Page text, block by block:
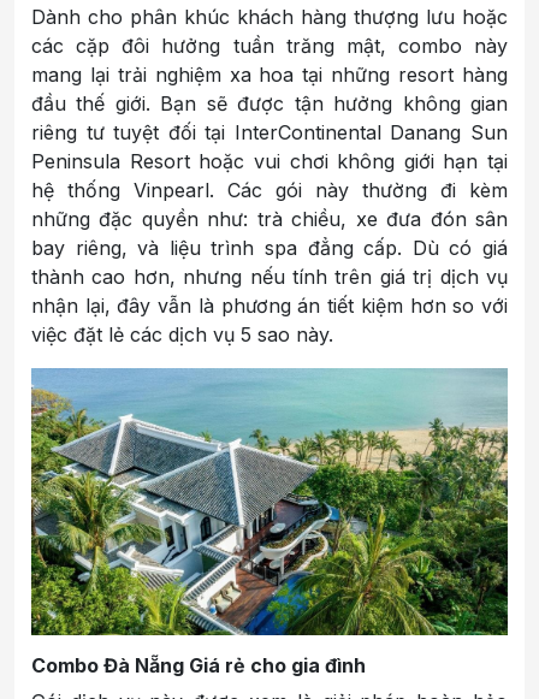
Dành cho phân khúc khách hàng thượng lưu hoặc
các cặp đôi hưởng tuần trăng mật, combo này
mang lại trải nghiệm xa hoa tại những resort hàng
đầu thế giới. Bạn sẽ được tận hưởng không gian
riêng tư tuyệt đối tại InterContinental Danang Sun
Peninsula Resort hoặc vui chơi không giới hạn tại
hệ thống Vinpearl. Các gói này thường đi kèm
những đặc quyền như: trà chiều, xe đưa đón sân
bay riêng, và liệu trình spa đẳng cấp. Dù có giá
thành cao hơn, nhưng nếu tính trên giá trị dịch vụ
nhận lại, đây vẫn là phương án tiết kiệm hơn so với
việc đặt lẻ các dịch vụ 5 sao này.
Combo Đà Nẵng Giá rẻ cho gia đình